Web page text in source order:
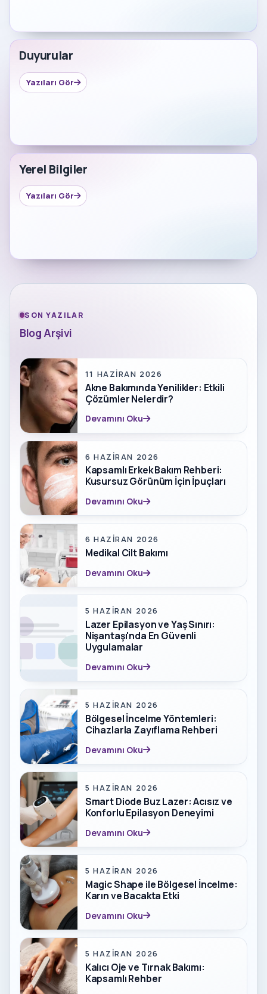
Duyurular
Yazıları Gör
Yerel Bilgiler
Yazıları Gör
SON YAZILAR
Blog Arşivi
11 HAZIRAN 2026
Akne Bakımında Yenilikler: Etkili
Çözümler Nelerdir?
Devamını Oku
6 HAZIRAN 2026
Kapsamlı Erkek Bakım Rehberi:
Kusursuz Görünüm İçin İpuçları
Devamını Oku
6 HAZIRAN 2026
Medikal Cilt Bakımı
Devamını Oku
5 HAZIRAN 2026
Lazer Epilasyon ve Yaş Sınırı:
Nişantaşı'nda En Güvenli
Uygulamalar
Devamını Oku
5 HAZIRAN 2026
Bölgesel İncelme Yöntemleri:
Cihazlarla Zayıflama Rehberi
Devamını Oku
5 HAZIRAN 2026
Smart Diode Buz Lazer: Acısız ve
Konforlu Epilasyon Deneyimi
Devamını Oku
5 HAZIRAN 2026
Magic Shape ile Bölgesel İncelme:
Karın ve Bacakta Etki
Devamını Oku
5 HAZIRAN 2026
Kalıcı Oje ve Tırnak Bakımı:
Kapsamlı Rehber